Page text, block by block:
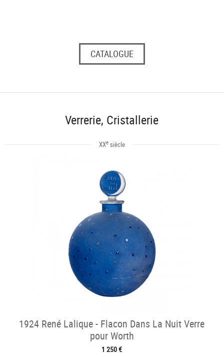
CATALOGUE
Verrerie, Cristallerie
XXesiècle
1924 René Lalique - Flacon Dans La Nuit Verre
pour Worth
1 250 €